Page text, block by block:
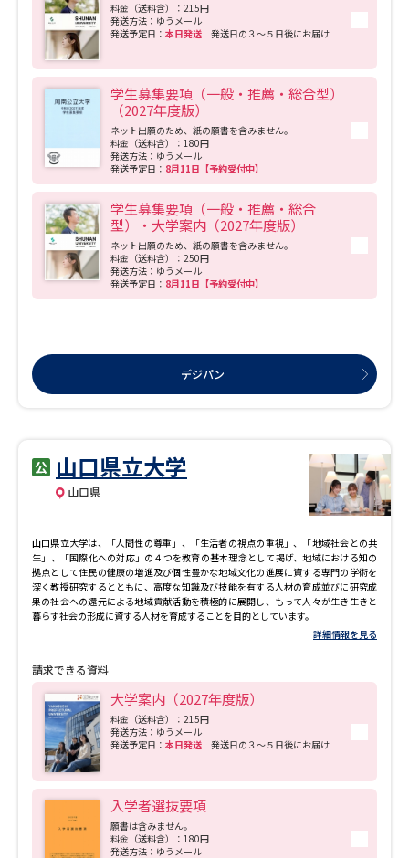
料金（送料含）：215円
発送方法：ゆうメール
発送予定日： 本日発送 発送日の３～５日後にお届け
学生募集要項（一般・推薦・総合型）
（2027年度版）
ネット出願のため、紙の願書を含みません。
料金（送料含）：180円
発送方法：ゆうメール
発送予定日： 8月11日【予約受付中】
学生募集要項（一般・推薦・総合
型）・大学案内（2027年度版）
ネット出願のため、紙の願書を含みません。
料金（送料含）：250円
発送方法：ゆうメール
発送予定日： 8月11日【予約受付中】
デジパン
山口県立大学
山口県
山口県立大学は、「人間性の尊重」、「生活者の視点の重視」、「地域社会との共
生」、「国際化への対応」の４つを教育の基本理念として掲げ、地域における知の
拠点として住民の健康の増進及び個性豊かな地域文化の進展に資する専門の学術を
深く教授研究するとともに、高度な知識及び技能を有する人材の育成並びに研究成
果の社会への還元による地域貢献活動を積極的に展開し、もって人々が生き生きと
暮らす社会の形成に資する人材を育成することを目的としています。
詳細情報を見る
請求できる資料
大学案内（2027年度版）
料金（送料含）：215円
発送方法：ゆうメール
発送予定日： 本日発送 発送日の３～５日後にお届け
入学者選抜要項
願書は含みません。
料金（送料含）：180円
発送方法：ゆうメール